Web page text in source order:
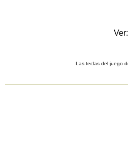
Ver:
Las teclas del juego